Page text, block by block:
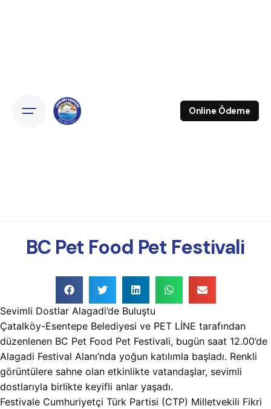
Online Ödeme
BC Pet Food Pet Festivali
Sevimli Dostlar Alagadi’de Buluştu
Çatalköy-Esentepe Belediyesi ve PET LİNE tarafından
düzenlenen BC Pet Food Pet Festivali, bugün saat 12.00’de
Alagadi Festival Alanı’nda yoğun katılımla başladı. Renkli
görüntülere sahne olan etkinlikte vatandaşlar, sevimli
dostlarıyla birlikte keyifli anlar yaşadı.
Festivale Cumhuriyetçi Türk Partisi (CTP) Milletvekili Fikri